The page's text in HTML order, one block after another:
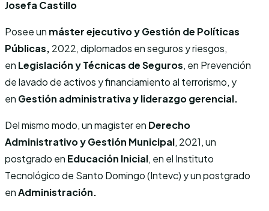
Josefa Castillo
Posee un máster ejecutivo y Gestión de Políticas
Públicas, 2022, diplomados en seguros y riesgos,
en Legislación y Técnicas de Seguros, en Prevención
de lavado de activos y financiamiento al terrorismo, y
en Gestión administrativa y liderazgo gerencial.
Del mismo modo, un magister en Derecho
Administrativo y Gestión Municipal, 2021, un
postgrado en Educación Inicial, en el Instituto
Tecnológico de Santo Domingo (Intevc) y un postgrado
enAdministración.